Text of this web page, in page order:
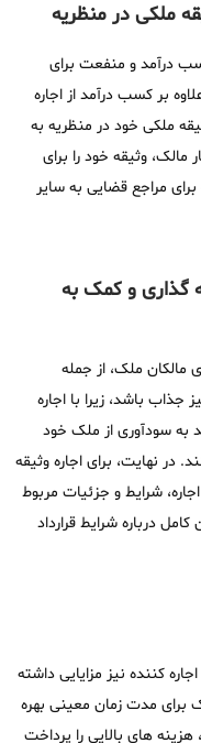
ملکی در منظریه
درآمد و منفعت برای
بر کسب درآمد از اجاره
ملکی خود در منظریه به
مالک، وثیقه خود را برای
برای مراجع قضایی به سایر
گذاری و کمک به
مالکان ملک، از جمله
جذاب باشد، زیرا با اجاره
به سودآوری از ملک خود
در نهایت، برای اجاره وثیقه
شرایط و جزئیات مربوط
درباره شرایط قرارداد
کننده نیز مزایایی داشته
برای مدت زمان معینی بهره
های بالایی را پرداخت